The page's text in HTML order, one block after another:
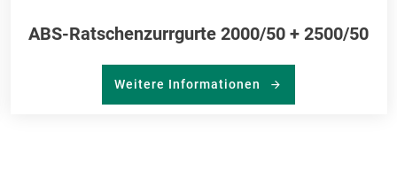
ABS-Ratschenzurrgurte 2000/50 + 2500/50
Weitere Informationen